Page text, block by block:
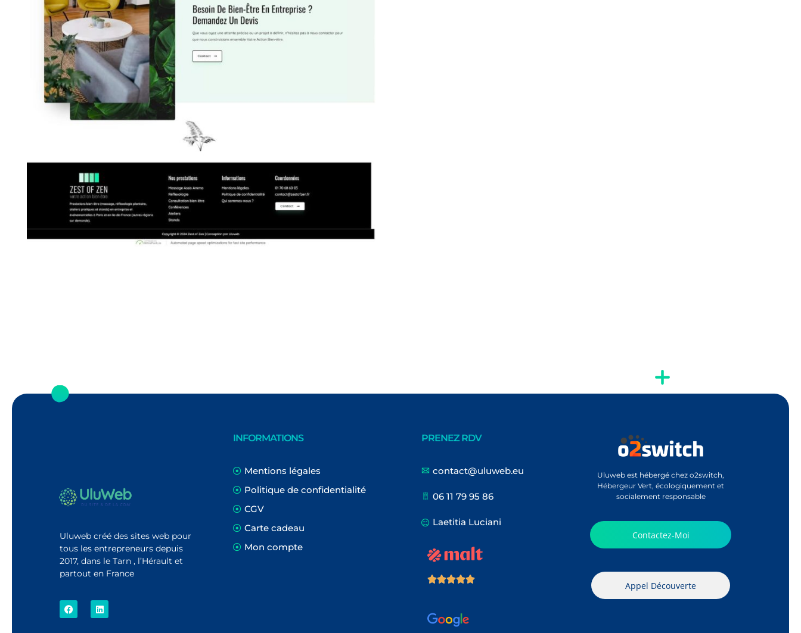
Uluweb créé des sites web pour
tous les entrepreneurs depuis
2017, dans le Tarn , l’Hérault et
partout en France
INFORMATIONS
Mentions légales
Politique de confidentialité
CGV
Carte cadeau
Mon compte
PRENEZ RDV
contact@uluweb.eu
06 11 79 95 86
Laetitia Luciani
Uluweb est hébergé chez o2switch,
Hébergeur Vert, écologiquement et
socialement responsable
Contactez-Moi
Appel Découverte